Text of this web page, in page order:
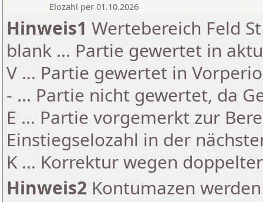
Elozahl per 01.10.2026
Hinweis1 Wertebereich Feld
blank ... Partie gewertet in
V ... Partie gewertet in
- ... Partie nicht gewertet, da
E ... Partie vorgemerkt zur
Einstiegselozahl in der
K ... Korrektur wegen
Hinweis2 Kontumazen